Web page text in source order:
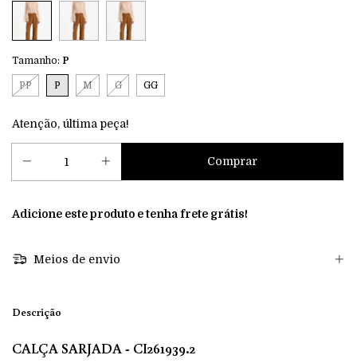
Tamanho: P
PP P M G GG
Atenção, última peça!
Adicione este produto etenha frete grátis!
Meios de envio
Descrição
CALÇA SARJADA - CI261939.2